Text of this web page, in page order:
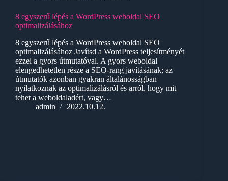
8 egyszerű lépés a WordPress weboldal SEO
optimalizálásához
8 egyszerű lépés a WordPress weboldal SEO
optimalizálásához Javítsd a WordPress teljesítményét
ezzel a gyors útmutatóval. A gyors weboldal
elengedhetetlen része a SEO-rang javításának; az
útmutatók azonban gyakran általánosságban
nyilatkoznak az optimalizálásról és arról, hogy mit
tehet a weboldaladért, vagy…
admin
2022.10.12.